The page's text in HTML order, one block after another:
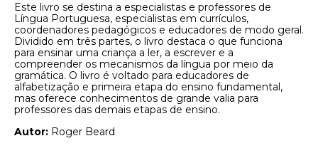
Este livro se destina a especialistas e professores de
Língua Portuguesa, especialistas em currículos,
coordenadores pedagógicos e educadores de modo geral.
Dividido em três partes, o livro destaca o que funciona
para ensinar uma criança a ler, a escrever e a
compreender os mecanismos da língua por meio da
gramática. O livro é voltado para educadores de
alfabetização e primeira etapa do ensino fundamental,
mas oferece conhecimentos de grande valia para
professores das demais etapas de ensino.
Autor: Roger Beard